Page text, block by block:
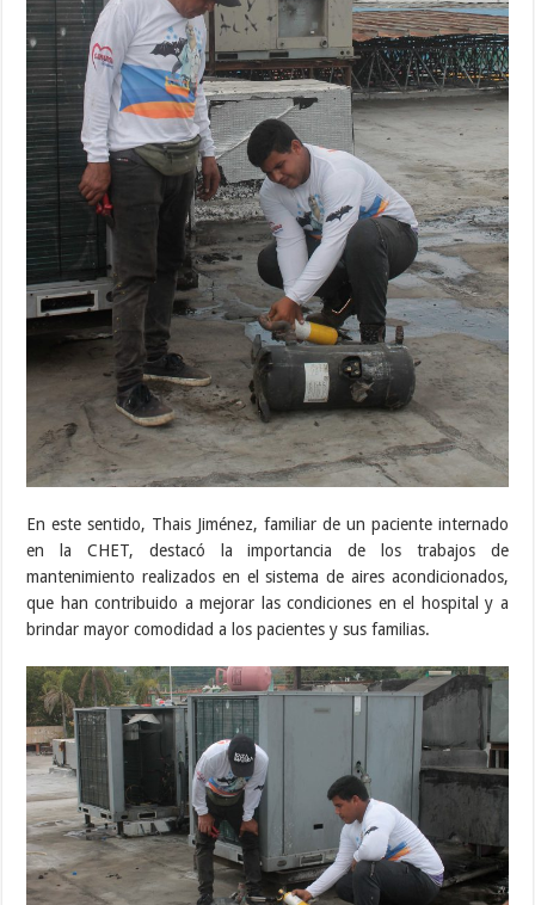
En este sentido, Thais Jiménez, familiar de un paciente internado
en la CHET, destacó la importancia de los trabajos de
mantenimiento realizados en el sistema de aires acondicionados,
que han contribuido a mejorar las condiciones en el hospital y a
brindar mayor comodidad a los pacientes y sus familias.